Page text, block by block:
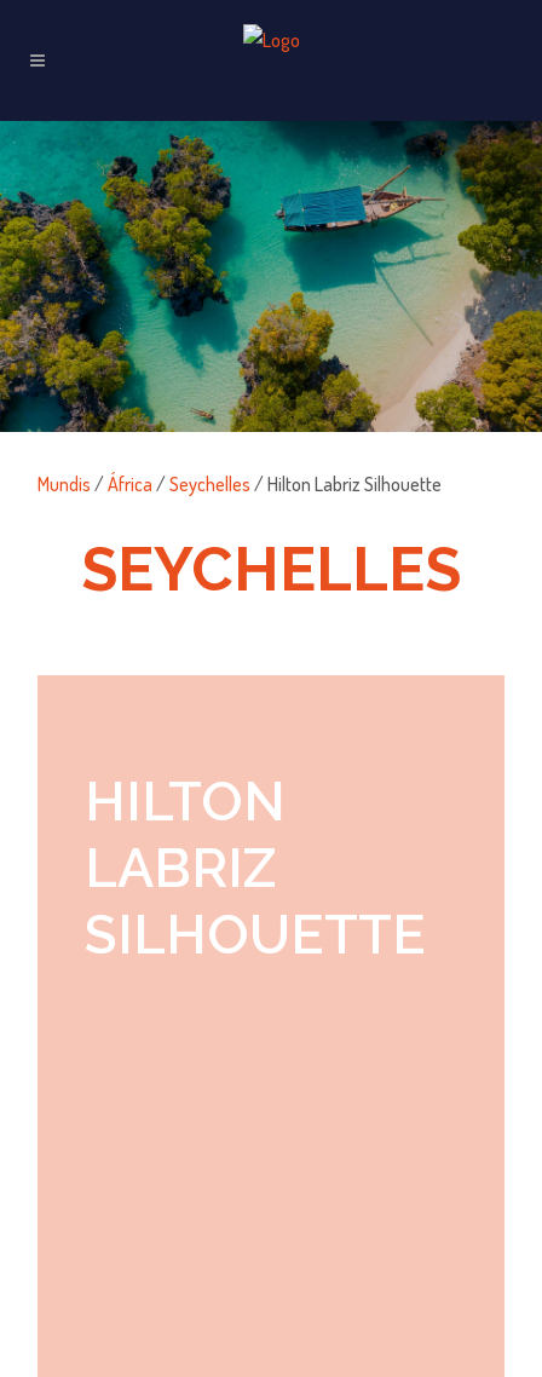
Mundis /África /Seychelles / Hilton Labriz Silhouette
SEYCHELLES
HILTON
LABRIZ
SILHOUETTE